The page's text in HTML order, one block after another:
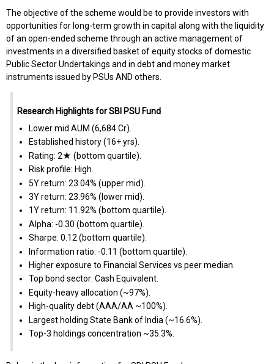
The objective of the scheme would be to provide investors with
opportunities for long-term growth in capital along with the liquidity
of an open-ended scheme through an active management of
investments in a diversified basket of equity stocks of domestic
Public Sector Undertakings and in debt and money market
instruments issued by PSUs AND others.
Research Highlights for SBI PSU Fund
Lower mid AUM (₹6,684 Cr).
Established history (16+ yrs).
Rating: 2★ (bottom quartile).
Risk profile: High.
5Y return: 23.04% (upper mid).
3Y return: 23.96% (lower mid).
1Y return: 11.92% (bottom quartile).
Alpha: -0.30 (bottom quartile).
Sharpe: 0.12 (bottom quartile).
Information ratio: -0.11 (bottom quartile).
Higher exposure to Financial Services vs peer median.
Top bond sector: Cash Equivalent.
Equity-heavy allocation (~97%).
High-quality debt (AAA/AA ~100%).
Largest holding State Bank of India (~16.6%).
Top-3 holdings concentration ~35.3%.